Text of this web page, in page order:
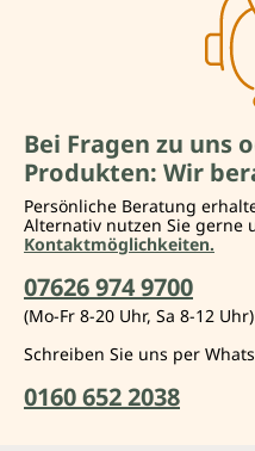
Bei Fragen zu uns
Produkten: Wir
Persönliche Beratung
Alternativ nutzen Sie gerne
Kontaktmöglichkeiten.
07626 974 9700
(Mo-Fr 8-20 Uhr, Sa 8-12 Uhr)
Schreiben Sie uns per
0160 652 2038